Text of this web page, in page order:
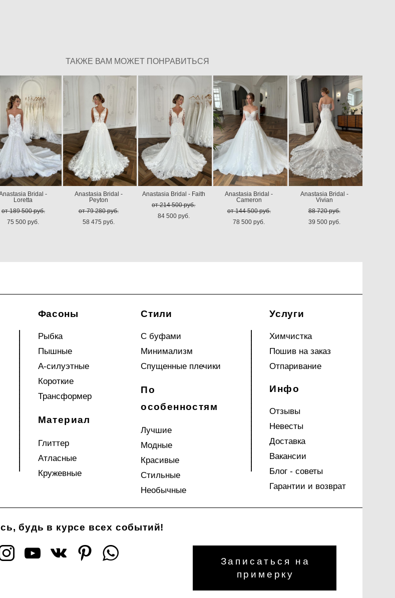
ТАКЖЕ ВАМ МОЖЕТ ПОНРАВИТЬСЯ
Bridal -
Loretta
от 189 500 pуб.
75 500 pуб.
Anastasia Bridal -
Peyton
от 79 280 pуб.
58 475 pуб.
Anastasia Bridal - Faith
от 214 500 pуб.
84 500 pуб.
Anastasia Bridal -
Cameron
от 144 500 pуб.
78 500 pуб.
Anastasia Bridal -
Vivian
88 720 pуб.
39 500 pуб.
Фасоны
Рыбка
Пышные
А-силуэтные
Короткие
Трансформер
Материал
Глиттер
Атласные
Кружевные
Стили
С буфами
Минимализм
Спущенные плечики
По
особенностям
Лучшие
Модные
Красивые
Стильные
Необычные
Услуги
Химчистка
Пошив на заказ
Отпаривание
Инфо
Отзывы
Невесты
Доставка
Вакансии
Блог - советы
Гарантии и возврат
будь в курсе всех событий!
Записаться на
примерку